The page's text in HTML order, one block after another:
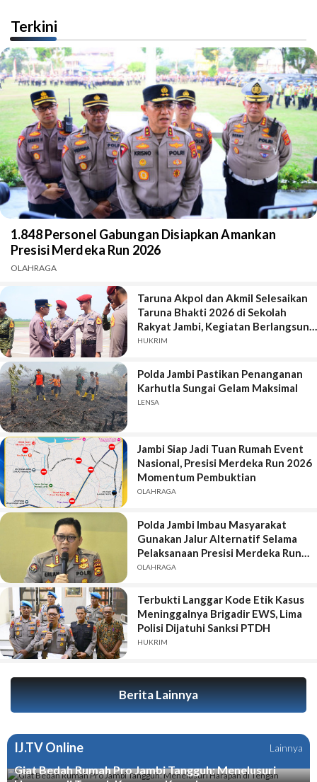
Terkini
1.848 Personel Gabungan Disiapkan Amankan
Presisi Merdeka Run 2026
OLAHRAGA
Taruna Akpol dan Akmil Selesaikan
Taruna Bhakti 2026 di Sekolah
Rakyat Jambi, Kegiatan Berlangsung
Aman dan Lancar
HUKRIM
Polda Jambi Pastikan Penanganan
Karhutla Sungai Gelam Maksimal
LENSA
Jambi Siap Jadi Tuan Rumah Event
Nasional, Presisi Merdeka Run 2026
Momentum Pembuktian
OLAHRAGA
Polda Jambi Imbau Masyarakat
Gunakan Jalur Alternatif Selama
Pelaksanaan Presisi Merdeka Run
2026
OLAHRAGA
Terbukti Langgar Kode Etik Kasus
Meninggalnya Brigadir EWS, Lima
Polisi Dijatuhi Sanksi PTDH
HUKRIM
Berita Lainnya
IJ.TV Online Lainnya
Giat Bedah Rumah Pro Jambi Tangguh: Menelusuri